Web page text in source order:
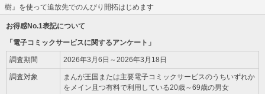
樹』を使って追放先でのんびり開拓はじめます
お得感No.1表記について
「電子コミックサービスに関するアンケート」
調査期間 2026年3月6日～2026年3月18日
調査対象
まんが王国または主要電子コミックサービスのうちいずれか
をメイン且つ有料で利用している20歳～69歳の男女